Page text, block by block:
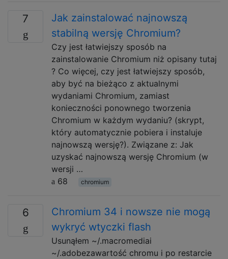
7
Jak zainstalować najnowszą
stabilną wersję Chromium?
Czy jest łatwiejszy sposób na
zainstalowanie Chromium niż opisany tutaj
? Co więcej, czy jest łatwiejszy sposób,
aby być na bieżąco z aktualnymi
wydaniami Chromium, zamiast
konieczności ponownego tworzenia
Chromium w każdym wydaniu? (skrypt,
który automatycznie pobiera i instaluje
najnowszą wersję?). Związane z: Jak
uzyskać najnowszą wersję Chromium (w
wersji …
68
chromium
6
Chromium 34 i nowsze nie mogą
wykryć wtyczki flash
Usunąłem ~/.macromediai
~/.adobezawartość chromu i po restarcie